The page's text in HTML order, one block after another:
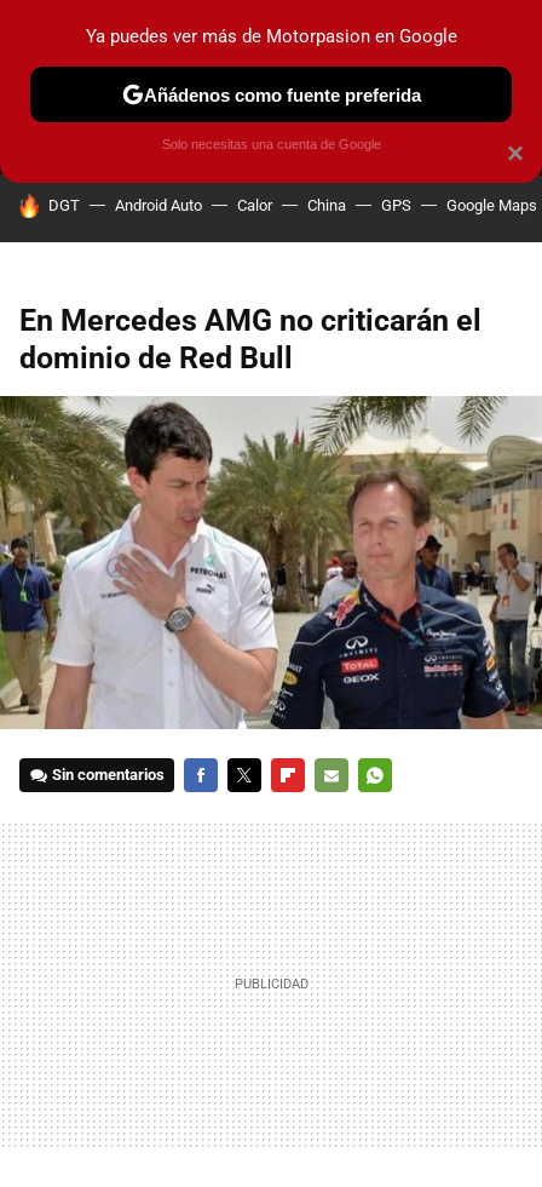
MENÚ NUEVO
COCHES ELÉCTRICOS OBSERVATORIO
HOY SE HABLA DE
DGT Android Auto Calor China GPS Google Maps
En Mercedes AMG no criticarán el
dominio de Red Bull
Sin comentarios
MAIL
×
Ya puedes ver más de Motorpasion en Google
Añádenos como fuente preferida
Solo necesitas una cuenta de Google